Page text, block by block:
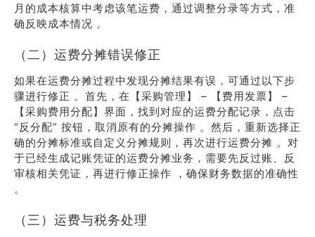
月的成本核算中考虑该笔运费，通过调整分录等方式，准
确反映成本情况 。
（二）运费分摊错误修正
如果在运费分摊过程中发现分摊结果有误，可通过以下步
骤进行修正 。首先，在【采购管理】 – 【费用发票】 –
【采购费用分配】界面，找到对应的运费分配记录，点击
“反分配” 按钮，取消原有的分摊操作 。然后，重新选择正
确的分摊标准或自定义分摊规则，再次进行运费分摊 。对
于已经生成记账凭证的运费分摊业务，需要先反过账、反
审核相关凭证，再进行修正操作 ，确保财务数据的准确性
。
（三）运费与税务处理